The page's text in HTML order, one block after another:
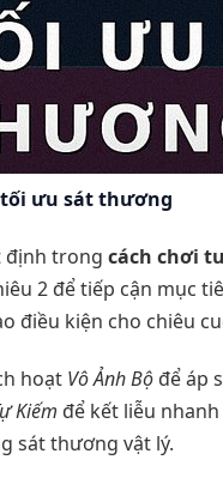
tối ưu sát thương
định trong cách chơi
2 để tiếp cận mục
điều kiện cho chiêu
hoạt Vô Ảnh Bộ để áp
Kiếm để kết liễu
sát thương vật lý.